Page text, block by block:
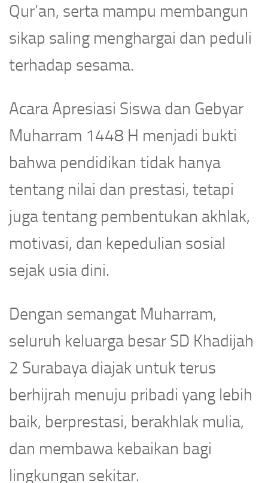
Qur’an, serta mampu membangun
sikap saling menghargai dan peduli
terhadap sesama.
Acara Apresiasi Siswa dan Gebyar
Muharram 1448 H menjadi bukti
bahwa pendidikan tidak hanya
tentang nilai dan prestasi, tetapi
juga tentang pembentukan akhlak,
motivasi, dan kepedulian sosial
sejak usia dini.
Dengan semangat Muharram,
seluruh keluarga besar SD Khadijah
2 Surabaya diajak untuk terus
berhijrah menuju pribadi yang lebih
baik, berprestasi, berakhlak mulia,
dan membawa kebaikan bagi
lingkungan sekitar.